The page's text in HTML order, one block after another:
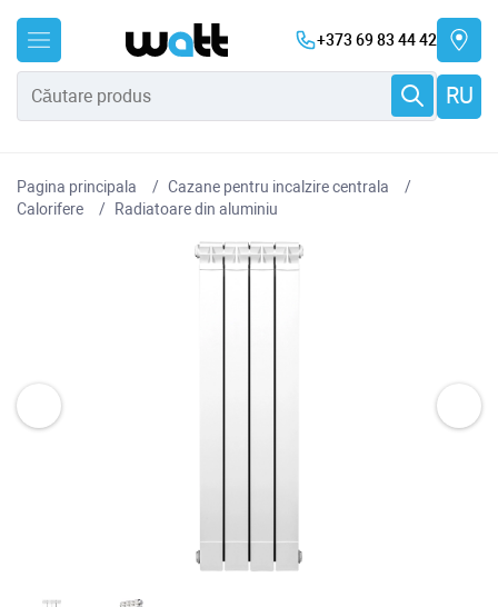
+373 69 83 44 42
RU
Pagina principala
Cazane pentru incalzire centrala
Сalorifere
Radiatoare din aluminiu